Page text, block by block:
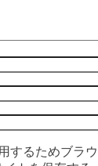
するためブラ